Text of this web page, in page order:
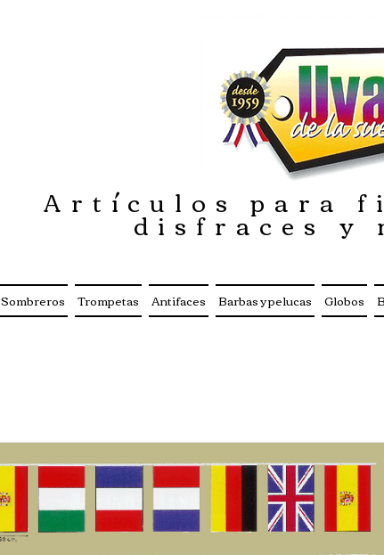
Artículos para
disfraces y
Sombreros Trompetas Antifaces Barbas y pelucas Globos